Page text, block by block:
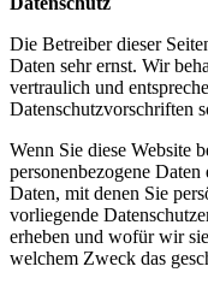
Die Betreiber dieser
Daten sehr ernst. Wir
vertraulich und
Datenschutzvorschriften
Wenn Sie diese Website
personenbezogene
Daten, mit denen Sie
vorliegende
erheben und wofür wir
welchem Zweck das